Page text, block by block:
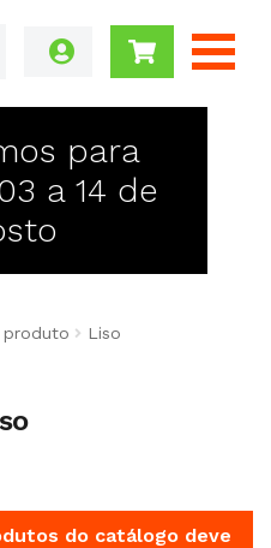
para
a 14 de
produto Liso
do catálogo deve